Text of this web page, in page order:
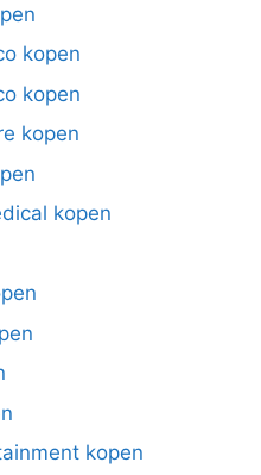
kopen
kopen
kopen
kopen
kopen